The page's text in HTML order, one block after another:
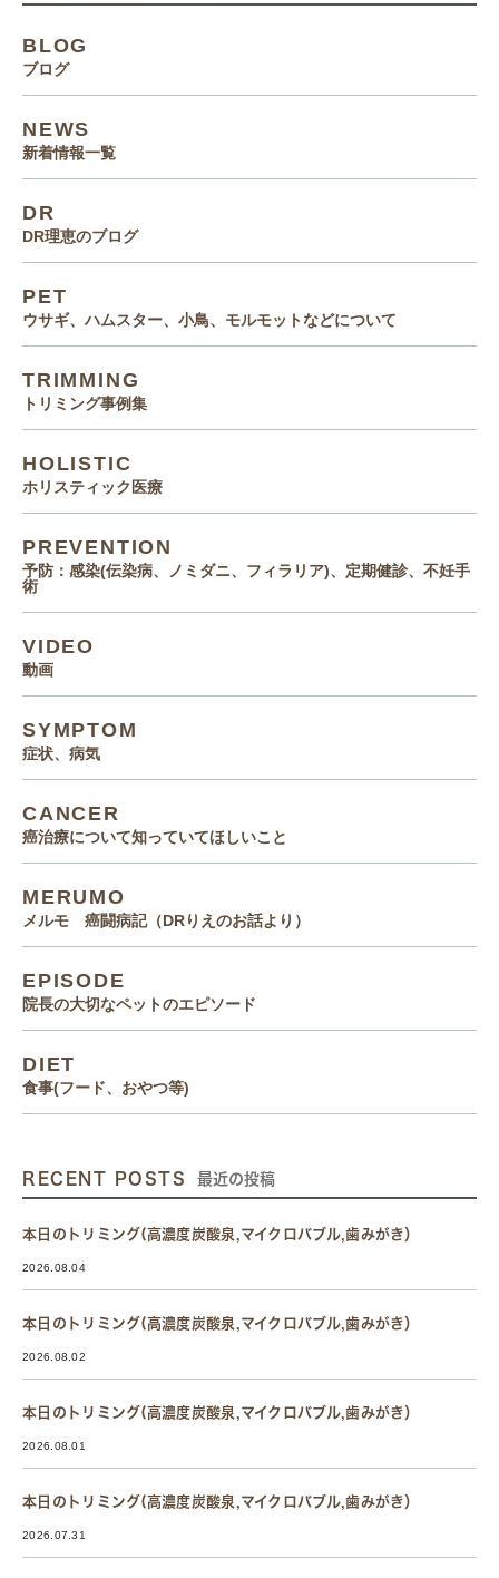
BLOG
ブログ
NEWS
新着情報一覧
DR
DR理恵のブログ
PET
ウサギ、ハムスター、小鳥、モルモットなどについて
TRIMMING
トリミング事例集
HOLISTIC
ホリスティック医療
PREVENTION
予防：感染(伝染病、ノミダニ、フィラリア)、定期健診、不妊手
術
VIDEO
動画
SYMPTOM
症状、病気
CANCER
癌治療について知っていてほしいこと
MERUMO
メルモ 癌闘病記（DRりえのお話より）
EPISODE
院長の大切なペットのエピソード
DIET
食事(フード、おやつ等)
RECENT POSTS 最近の投稿
本日のトリミング(高濃度炭酸泉,マイクロバブル,歯みがき）
2026.08.04
本日のトリミング(高濃度炭酸泉,マイクロバブル,歯みがき）
2026.08.02
本日のトリミング(高濃度炭酸泉,マイクロバブル,歯みがき）
2026.08.01
本日のトリミング(高濃度炭酸泉,マイクロバブル,歯みがき）
2026.07.31